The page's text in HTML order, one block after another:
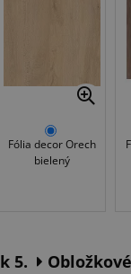
Fólia decor Orech
bielený
5.